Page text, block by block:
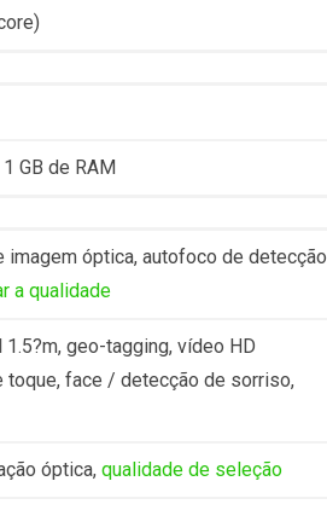
GB de RAM
óptica, autofoco de detecção
a qualidade
geo-tagging, vídeo HD
toque, face / detecção de sorriso,
óptica, qualidade de seleção